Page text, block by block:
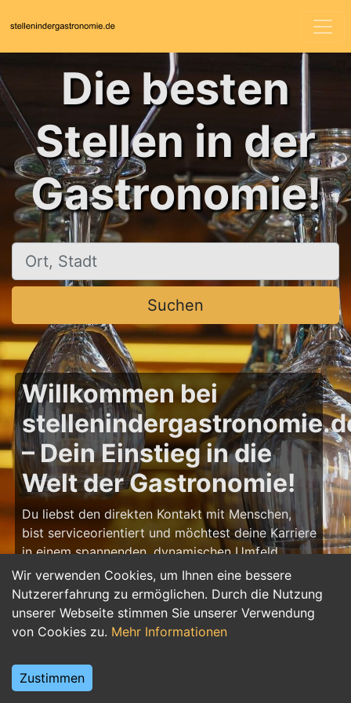
Wir verwenden Cookies, um Ihnen eine bessere
Nutzererfahrung zu ermöglichen. Durch die Nutzung
unserer Webseite stimmen Sie unserer Verwendung
von Cookies zu. Mehr Informationen
Zustimmen
Die besten
Stellen in der
Gastronomie!
Ort, Stadt
Suchen
Willkommen bei
– Dein Einstieg in die
Welt der Gastronomie!
Du liebst den direkten Kontakt mit Menschen,
bist serviceorientiert und möchtest deine Karriere
in einem spannenden, dynamischen Umfeld
starten? Dann bist du auf
stellenindergastronomie.degenau richtig! Hier
findest du zahlreiche Ausbildungsplätze und
Jobs in der Gastronomie – von Koch/Köchin über
Servicepersonal. Starte deine Karriere in der
Gastronomie und gestalte unvergessliche